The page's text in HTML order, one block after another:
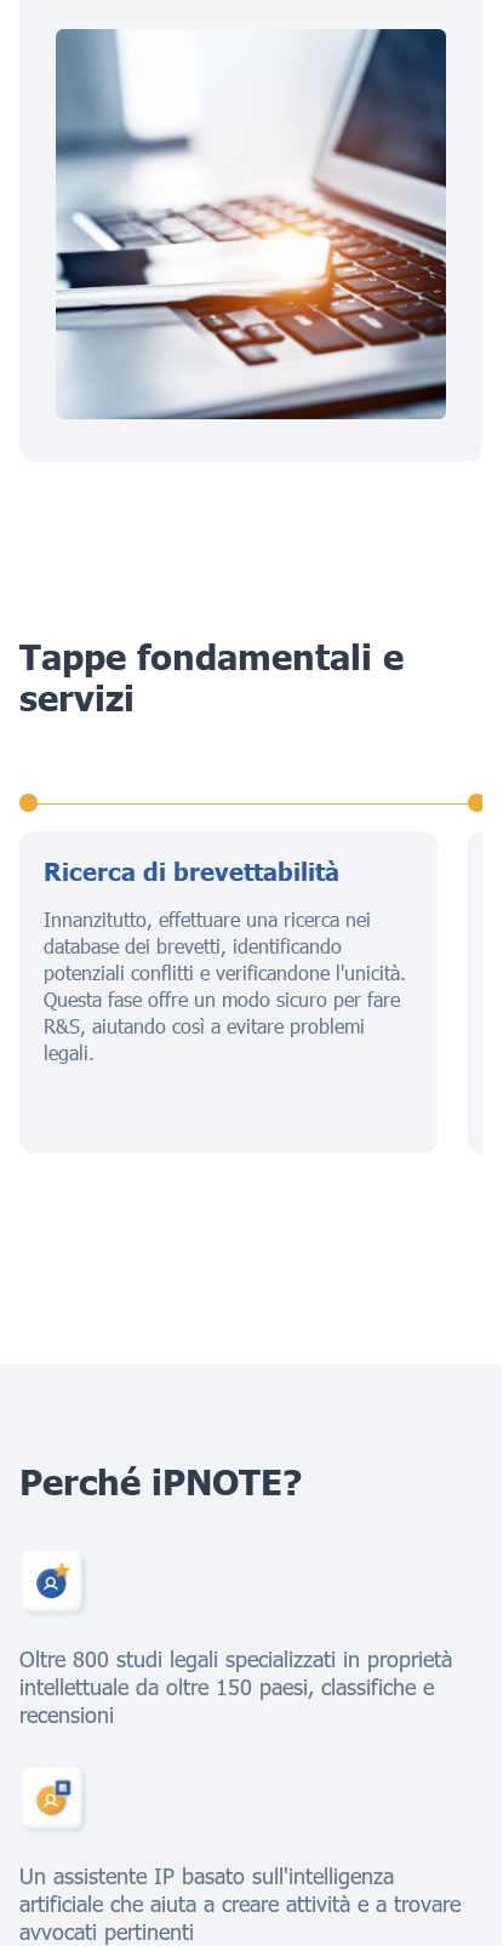
Tappe fondamentali e
servizi
Ricerca di brevettabilità
Innanzitutto, effettuare una ricerca nei
database dei brevetti, identificando
potenziali conflitti e verificandone l'unicità.
Questa fase offre un modo sicuro per fare
R&S, aiutando così a evitare problemi
legali.
Perché iPNOTE?
Oltre 800 studi legali specializzati in proprietà
intellettuale da oltre 150 paesi, classifiche e
recensioni
Un assistente IP basato sull'intelligenza
artificiale che aiuta a creare attività e a trovare
avvocati pertinenti